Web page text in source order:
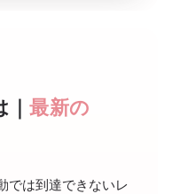
｜最新の
では到達できないレ